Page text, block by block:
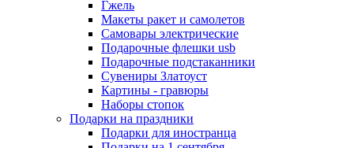
Гжель
Макеты ракет и самолетов
Самовары электрические
Подарочные флешки usb
Подарочные подстаканники
Сувениры Златоуст
Картины - гравюры
Наборы стопок
Подарки на праздники
Подарки для иностранца